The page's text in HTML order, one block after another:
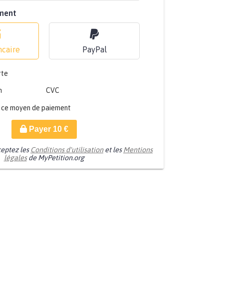
PayPal
CVC
moyen de paiement
Payer 10€
les Conditions d'utilisationet lesMentions
légalesde MyPetition.org